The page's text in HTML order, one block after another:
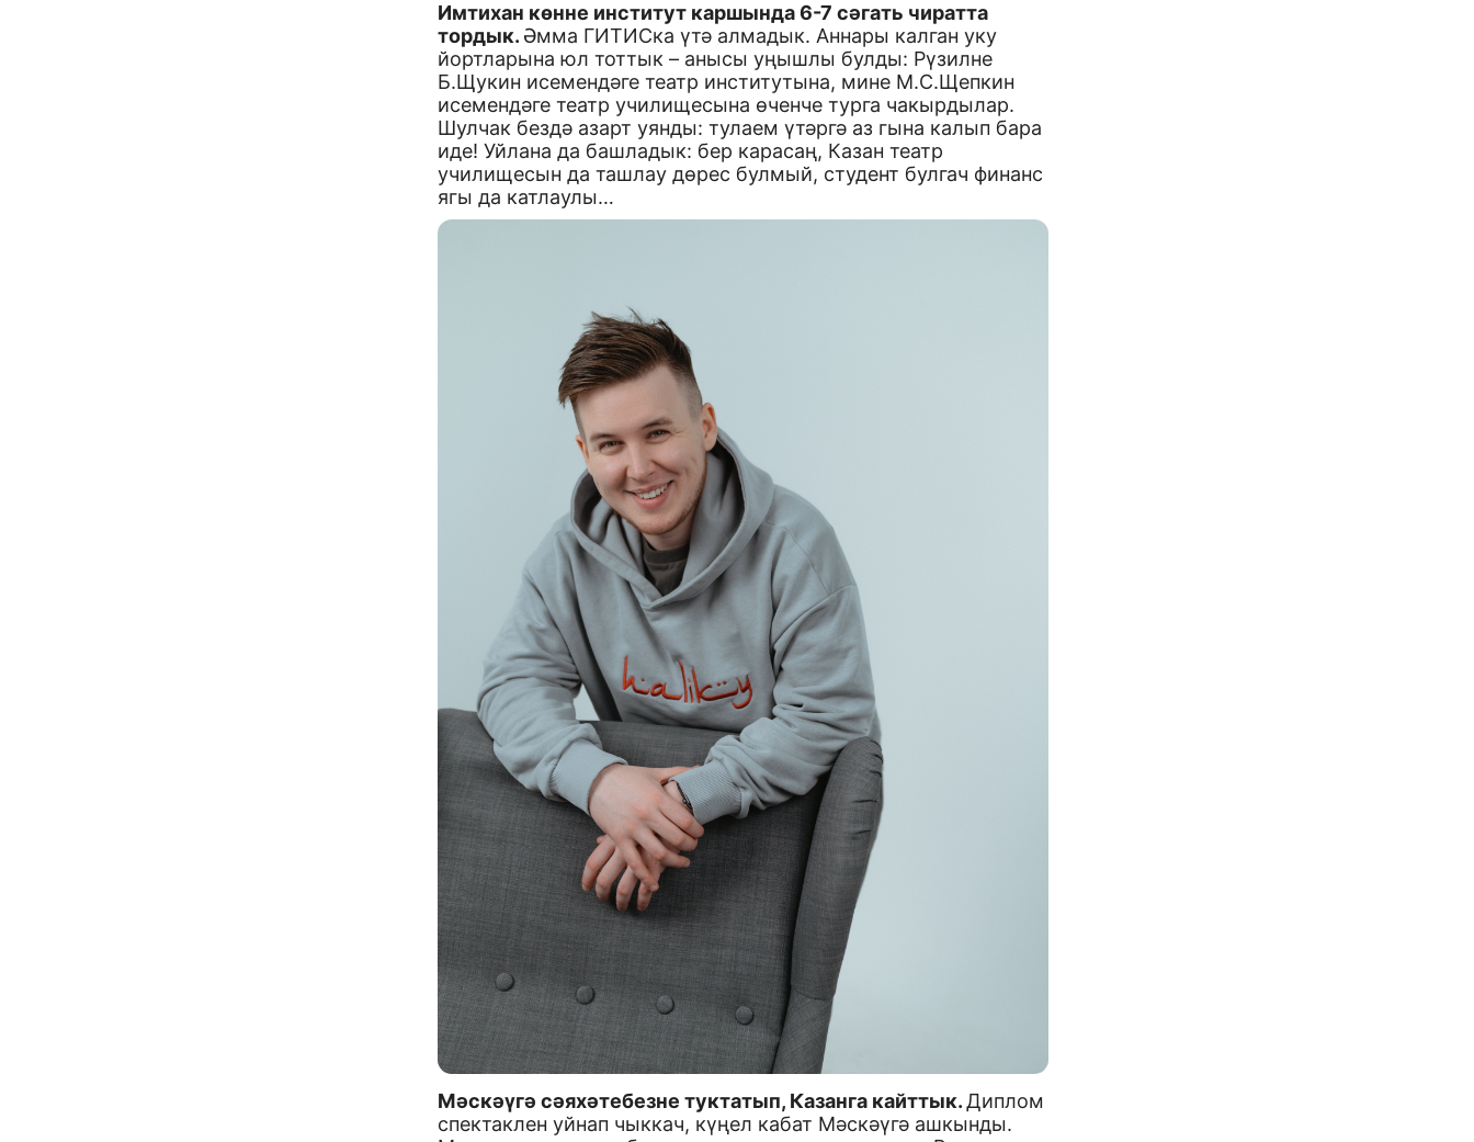
Имтихан көнне институт каршында 6-7 сәгать чиратта
тордык. Әмма ГИТИСка үтә алмадык. Аннары калган уку
йортларына юл тоттык – анысы уңышлы булды: Рүзилне
Б.Щукин исемендәге театр институтына, мине М.С.Щепкин
исемендәге театр училищесына өченче турга чакырдылар.
Шулчак бездә азарт уянды: тулаем үтәргә аз гына калып бара
иде! Уйлана да башладык: бер карасаң, Казан театр
училищесын да ташлау дөрес булмый, студент булгач финанс
ягы да катлаулы…
Мәскәүгә сәяхәтебезне туктатып, Казанга кайттык.Диплом
спектаклен уйнап чыккач, күңел кабат Мәскәүгә ашкынды.